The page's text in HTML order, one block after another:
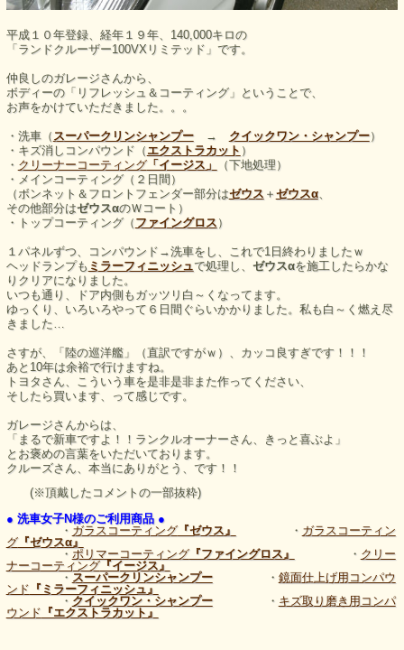
平成１０年登録、経年１９年、140,000キロの
「ランドクルーザー100VXリミテッド」です。
仲良しのガレージさんから、
ボディーの「リフレッシュ＆コーティング」ということで、
お声をかけていただきました。。。
・洗車（ スーパークリンシャンプー→ クイックワン・シャンプー）
・キズ消しコンパウンド（ エクストラカット ）
・ クリーナーコーティング「イージス」
（下地処理）
・メインコーティング（２日間）
（ボンネット＆フロントフェンダー部分はゼウス ＋ ゼウスα、
その他部分はゼウスαのＷコート）
・トップコーティング（ ファイングロス ）
１パネルずつ、コンパウンド→洗車をし、これで1日終わりましたｗ
ヘッドランプも ミラーフィニッシュで処理し、 ゼウスαを施工したらかな
りクリアになりました。
いつも通り、ドア内側もガッツリ白～くなってます。
ゆっくり、いろいろやって６日間ぐらいかかりました。私も白～く燃え尽
きました…
さすが、「陸の巡洋艦」（直訳ですがｗ）、カッコ良すぎです！！！
あと10年は余裕で行けますね。
トヨタさん、こういう車を是非是非また作ってください、
そしたら買います、って感じです。
ガレージさんからは、
「まるで新車ですよ！！ランクルオーナーさん、きっと喜ぶよ」
とお褒めの言葉をいただいております。
クルーズさん、本当にありがとう、です！！
(※頂戴したコメントの一部抜粋)
● 洗車女子N様のご利用商品 ●
・ ガラスコーティング『ゼウス』 ・ ガラスコーティン
グ『ゼウスα』
・ ポリマーコーティング『ファイングロス』 ・ クリー
ナーコーティング『イージス』
・ スーパークリンシャンプー・ 鏡面仕上げ用コンパウ
ンド 『ミラーフィニッシュ』
・ クイックワン・シャンプー・ キズ取り磨き用コンパ
ウンド 『エクストラカット』